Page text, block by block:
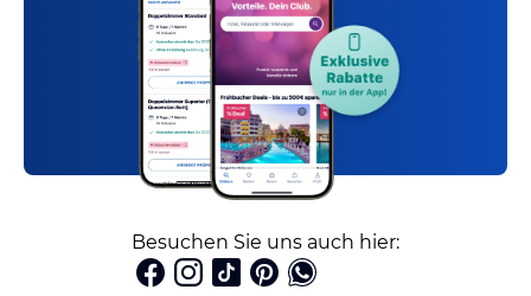
Besuchen Sie uns auch hier: